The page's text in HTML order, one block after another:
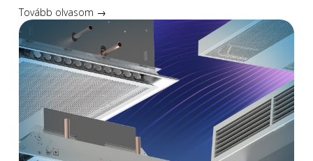
Tovább olvasom →